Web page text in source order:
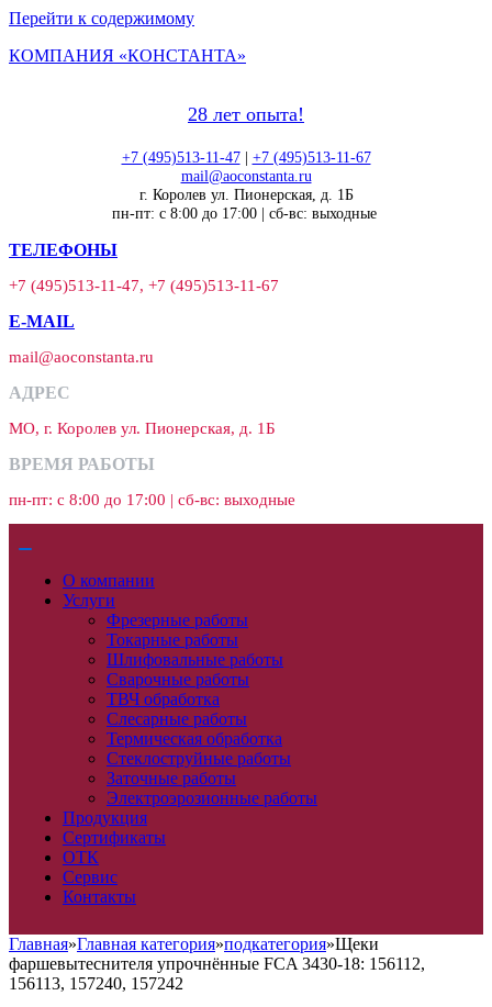
Перейти к содержимому
КОМПАНИЯ «КОНСТАНТА»
28 лет опыта!
+7 (495)513-11-47| +7 (495)513-11-67
mail@aoconstanta.ru
г. Королев ул. Пионерская, д. 1Б
пн-пт: с 8:00 до 17:00 | сб-вс: выходные
ТЕЛЕФОНЫ
+7 (495)513-11-47, +7 (495)513-11-67
E-MAIL
mail@aoconstanta.ru
АДРЕС
МО, г. Королев ул. Пионерская, д. 1Б
ВРЕМЯ РАБОТЫ
пн-пт: с 8:00 до 17:00 | сб-вс: выходные
О компании
Услуги
Фрезерные работы
Токарные работы
Шлифовальные работы
Сварочные работы
ТВЧ обработка
Слесарные работы
Термическая обработка
Стеклоструйные работы
Заточные работы
Электроэрозионные работы
Продукция
Сертификаты
ОТК
Сервис
Контакты
Главная»Главная категория»подкатегория»Щеки
фаршевытеснителя упрочнённые FCA 3430-18: 156112,
156113, 157240, 157242